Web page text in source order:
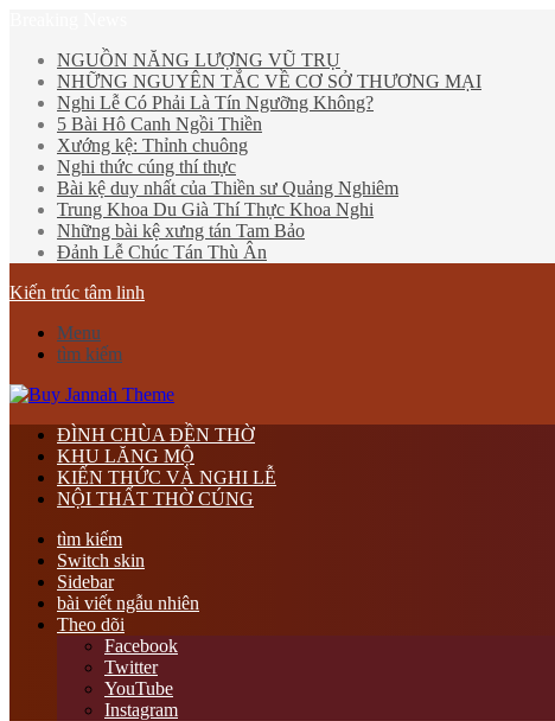
NGUỒN NĂNG LƯỢNG VŨ TRỤ
NHỮNG NGUYÊN TẮC VỀ CƠ SỞ THƯƠNG MẠI
Nghi Lễ Có Phải Là Tín Ngưỡng Không?
5 Bài Hô Canh Ngồi Thiền
Xướng kệ: Thỉnh chuông
Nghi thức cúng thí thực
Bài kệ duy nhất của Thiền sư Quảng Nghiêm
Trung Khoa Du Già Thí Thực Khoa Nghi
Những bài kệ xưng tán Tam Bảo
Đảnh Lễ Chúc Tán Thù Ân
Kiến trúc tâm linh
Menu
tìm kiếm
ĐÌNH CHÙA ĐỀN THỜ
KHU LĂNG MỘ
KIẾN THỨC VÀ NGHI LỄ
NỘI THẤT THỜ CÚNG
tìm kiếm
Switch skin
Sidebar
bài viết ngẫu nhiên
Theo dõi
Facebook
Twitter
YouTube
Instagram